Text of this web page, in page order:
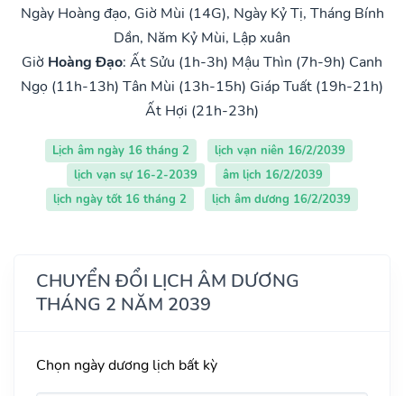
Ngày Hoàng đạo, Giờ Mùi (14G), Ngày Kỷ Tị, Tháng Bính
Dần, Năm Kỷ Mùi, Lập xuân
Giờ Hoàng Đạo: Ất Sửu (1h-3h) Mậu Thìn (7h-9h) Canh
Ngọ (11h-13h) Tân Mùi (13h-15h) Giáp Tuất (19h-21h)
Ất Hợi (21h-23h)
Lịch âm ngày 16 tháng 2
lịch vạn niên 16/2/2039
lịch vạn sự 16-2-2039
âm lịch 16/2/2039
lịch ngày tốt 16 tháng 2
lịch âm dương 16/2/2039
CHUYỂN ĐỔI LỊCH ÂM DƯƠNG
THÁNG 2 NĂM 2039
Chọn ngày dương lịch bất kỳ